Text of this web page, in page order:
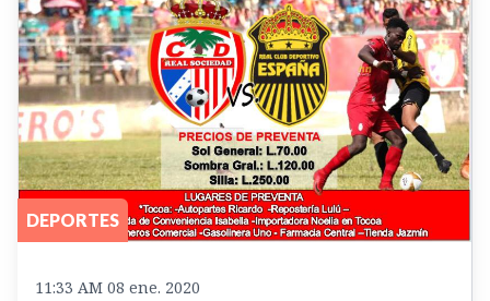
DEPORTES
11:33 AM 08 ene. 2020